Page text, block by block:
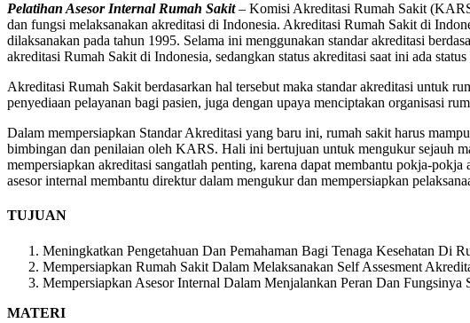
Pelatihan Asesor Internal Rumah Sakit– Komisi Akreditasi Rumah Sakit
dan fungsi melaksanakan akreditasi di Indonesia. Akreditasi Rumah Sakit di
dilaksanakan pada tahun 1995. Selama ini menggunakan standar akreditasi
akreditasi Rumah Sakit di Indonesia, sedangkan status akreditasi saat ini ada
Akreditasi Rumah Sakit berdasarkan hal tersebut maka standar akreditasi untuk
penyediaan pelayanan bagi pasien, juga dengan upaya menciptakan organisasi
Dalam mempersiapkan Standar Akreditasi yang baru ini, rumah sakit harus
bimbingan dan penilaian oleh KARS. Hali ini bertujuan untuk mengukur sejauh
mempersiapkan akreditasi sangatlah penting, karena dapat membantu pokja-
asesor internal membantu direktur dalam mengukur dan mempersiapkan
TUJUAN
Meningkatkan Pengetahuan Dan Pemahaman Bagi Tenaga Kesehatan Di
Mempersiapkan Rumah Sakit Dalam Melaksanakan Self Assesment
Mempersiapkan Asesor Internal Dalam Menjalankan Peran Dan
MATERI